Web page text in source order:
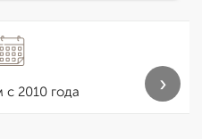
с 2010 года ›